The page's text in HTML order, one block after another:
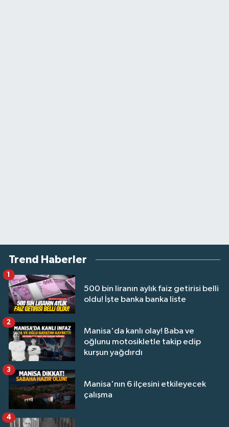
Trend Haberler
500 bin liranın aylık faiz getirisi belli
oldu! İşte banka banka liste
1
Manisa'da kanlı olay! Baba ve
oğlunu motosikletle takip edip
kurşun yağdırdı
2
Manisa'nın 6 ilçesini etkileyecek
çalışma
3
4